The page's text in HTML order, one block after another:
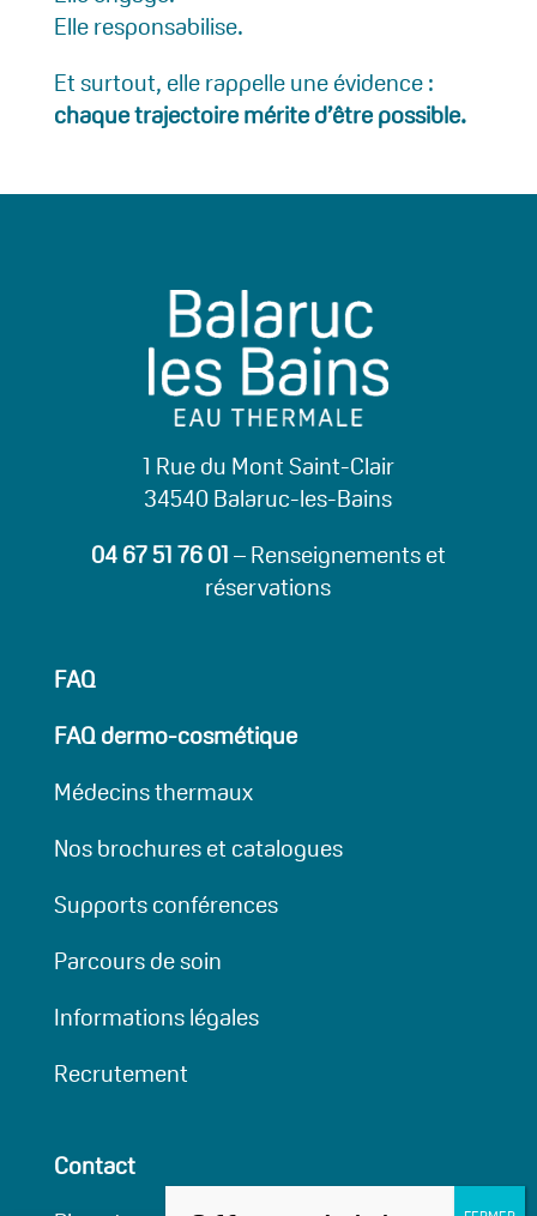
Elle responsabilise.
Et surtout, elle rappelle une évidence :
chaque trajectoire mérite d’être possible.
1 Rue du Mont Saint-Clair
34540 Balaruc-les-Bains
04 67 51 76 01– Renseignements et
réservations
FAQ
FAQ dermo-cosmétique
Médecins thermaux
Nos brochures et catalogues
Supports conférences
Parcours de soin
Informations légales
Recrutement
Contact